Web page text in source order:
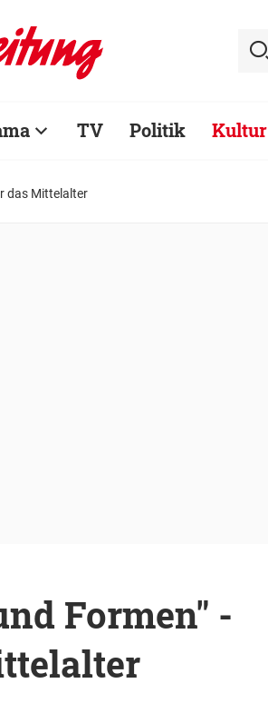
TV Politik Kultur
das Mittelalter
Formen" -